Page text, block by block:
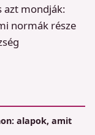
azt mondják:
normák része
alapok, amit